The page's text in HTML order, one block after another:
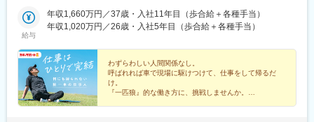
車15分★京都支社／東寺駅5分札幌支社／北34条駅10分宇都宮支
社／雀宮駅車15分池袋支社／池袋駅5分高松支社／太田駅15分★
日山駅車8分八王子支社／八王子駅車11分奈良支社／新大宮駅車6
分練馬支社／石神井公園駅12分横浜支社／横浜駅1o分北九州支社
／片野駅8分熊本支社／東海学園前駅10分鹿児島支社／中洲通駅1
分藤沢支社／辻堂駅近く三郷支社／三郷駅8分★：駐車場有＜
2026年8月以降 新規開設予定＞※オープンまでは近隣支社勤務四
駅、雀宮駅、北池袋駅、木太東口駅、日前宮駅、静岡駅、春日山
駅、小宮駅、新大宮駅、石神井公園駅、平沼橋駅、片野駅、東海
Ｒ難波駅、みなと元町駅、浅間町駅、大町西公園駅、中洲川端
駅、東寺駅、都通駅、不動前駅、なんば駅(地下鉄)、県庁前駅(兵
庫県)、国際センター駅、九条駅(京都府)、市立病院前駅(鹿児島県)
給与
年収1,660万円／37歳・入社11年目（歩合給＋各種手当）
年収1,020万円／26歳・入社5年目（歩合給＋各種手当）
わずらわしい人間関係なし。
呼ばれれば車で現場に駆けつけて、仕事をして帰るだ
け。
『一匹狼』的な働き方に、挑戦しませんか。